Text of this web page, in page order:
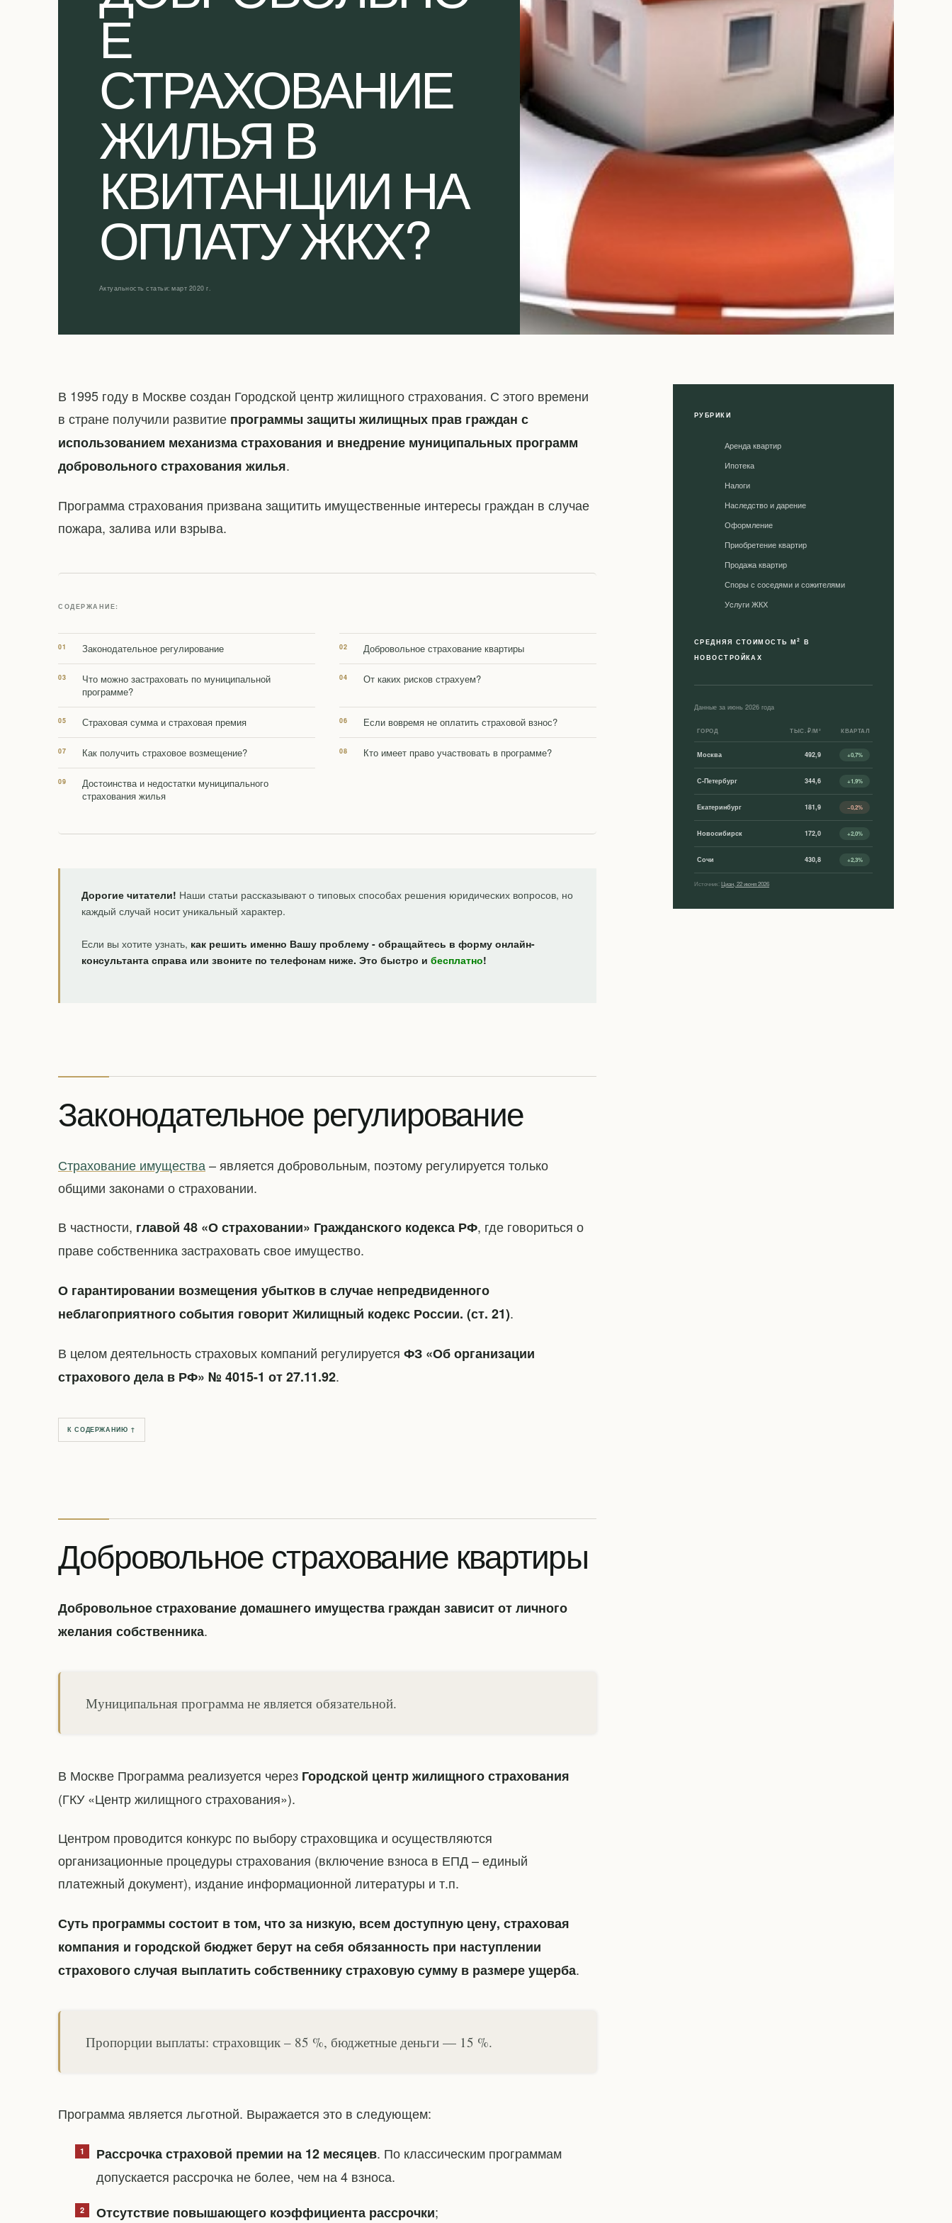
Е
СТРАХОВАНИЕ
ЖИЛЬЯ В
КВИТАНЦИИ НА
ОПЛАТУ ЖКХ?
Актуальность статьи: март 2020 г.
В 1995 году в Москве создан Городской центр жилищного страхования. С этого времени
в стране получили развитие программы защиты жилищных прав граждан с
использованием механизма страхования и внедрение муниципальных программ
добровольного страхования жилья.
Программа страхования призвана защитить имущественные интересы граждан в случае
пожара, залива или взрыва.
СОДЕРЖАНИЕ:
Законодательное регулирование Добровольное страхование квартиры
Что можно застраховать по муниципальной
программе?
От каких рисков страхуем?
Страховая сумма и страховая премия Если вовремя не оплатить страховой взнос?
Как получить страховое возмещение? Кто имеет право участвовать в программе?
Достоинства и недостатки муниципального
страхования жилья
Дорогие читатели! Наши статьи рассказывают о типовых способах решения юридических вопросов, но
каждый случай носит уникальный характер.
Если вы хотите узнать, как решить именно Вашу проблему - обращайтесь в форму онлайн-
консультанта справа или звоните по телефонам ниже. Это быстро и бесплатно!
Законодательное регулирование
Страхование имущества – является добровольным, поэтому регулируется только
общими законами о страховании.
В частности, главой 48 «О страховании» Гражданского кодекса РФ, где говориться о
праве собственника застраховать свое имущество.
О гарантировании возмещения убытков в случае непредвиденного
неблагоприятного события говорит Жилищный кодекс России. (ст. 21).
В целом деятельность страховых компаний регулируется ФЗ «Об организации
страхового дела в РФ» № 4015-1 от 27.11.92.
К СОДЕРЖАНИЮ ↑
Добровольное страхование квартиры
Добровольное страхование домашнего имущества граждан зависит от личного
желания собственника.
Муниципальная программа не является обязательной.
В Москве Программа реализуется через Городской центр жилищного страхования
(ГКУ «Центр жилищного страхования»).
Центром проводится конкурс по выбору страховщика и осуществляются
организационные процедуры страхования (включение взноса в ЕПД – единый
платежный документ), издание информационной литературы и т.п.
Суть программы состоит в том, что за низкую, всем доступную цену, страховая
компания и городской бюджет берут на себя обязанность при наступлении
страхового случая выплатить собственнику страховую сумму в размере ущерба.
Пропорции выплаты: страховщик – 85 %, бюджетные деньги — 15 %.
Программа является льготной. Выражается это в следующем:
Рассрочка страховой премии на 12 месяцев. По классическим программам
допускается рассрочка не более, чем на 4 взноса.
Отсутствие повышающего коэффициента рассрочки;
РУБРИКИ
Аренда квартир
Ипотека
Налоги
Наследство и дарение
Оформление
Приобретение квартир
Продажа квартир
Споры с соседями и сожителями
Уcлуги ЖКХ
СРЕДНЯЯ СТОИМОСТЬ М2 В
НОВОСТРОЙКАХ
Данные за июнь 2026 года
ГОРОД ТЫС. ₽/М² КВАРТАЛ
Москва 492,9 +0,7%
С-Петербург 344,6 +1,9%
Екатеринбург 181,9 −0,2%
Новосибирск 172,0 +2,0%
Сочи 430,8 +2,3%
Источник:Циан, 22 июня 2026